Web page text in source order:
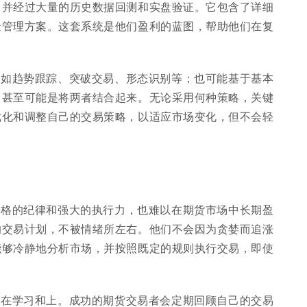
经过大量的历史数据回测和实盘验证。它包含了详细
理方案。这套系统是他们盈利的蓝图，帮助他们在复
趋势跟踪、突破交易、形态识别等；也可能基于基本
至可能是将两者结合起来。无论采用何种策略，关键
和调整自己的交易策略，以适应市场变化，但不会轻
的纪律和强大的执行力，也难以在期货市场中长期盈
易计划，不被情绪所左右。他们不会因为贪婪而追涨
冷静地分析市场，并按照既定的规则执行交易，即使
学习和上。成功的期货交易者会定期回顾自己的交易